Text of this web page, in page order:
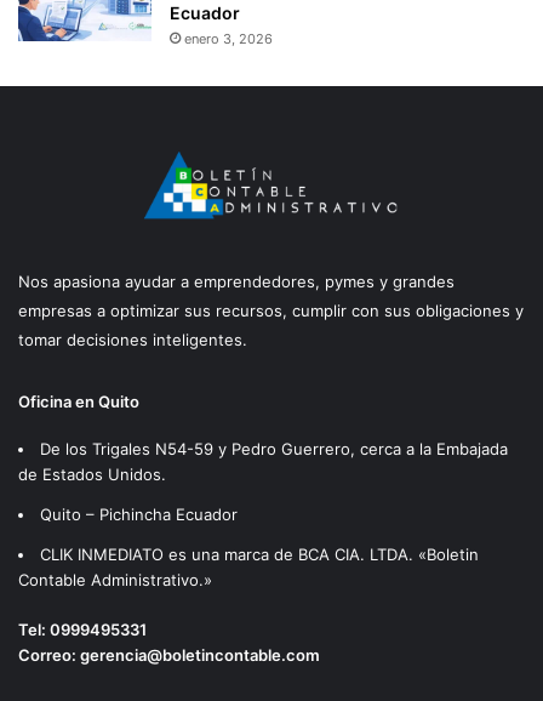
Ecuador
enero 3, 2026
Nos apasiona ayudar a emprendedores, pymes y grandes
empresas a optimizar sus recursos, cumplir con sus obligaciones y
tomar decisiones inteligentes.
Oficina en Quito
De los Trigales N54-59 y Pedro Guerrero, cerca a la Embajada
de Estados Unidos.
Quito – Pichincha Ecuador
CLIK INMEDIATO es una marca de BCA CIA. LTDA. «Boletin
Contable Administrativo.»
Tel: 0999495331
Correo: gerencia@boletincontable.com